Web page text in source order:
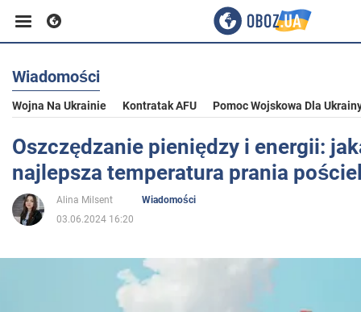
Biznes
Sport
Rozrywka
Wiadomości
Wojna Na Ukrainie Kontratak AFU Pomoc Wojskowa Dla
Oszczędzanie pieniędzy i energii:
najlepsza temperatura prania
Alina Milsent
Wiadomości
03.06.2024 16:20